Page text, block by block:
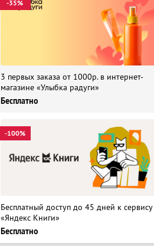
-35%
3 первых заказа от 1000р. в интернет-
магазине «Улыбка радуги»
Бесплатно
-100%
Бесплатный доступ до 45 дней к сервису
«Яндекс Книги»
Бесплатно